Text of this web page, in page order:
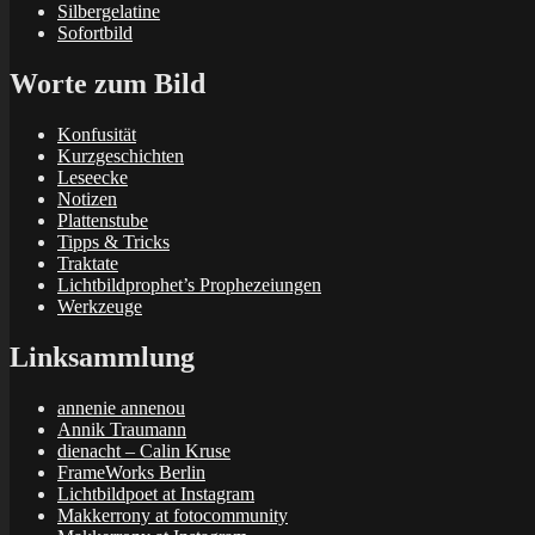
Silbergelatine
Sofortbild
Worte zum Bild
Konfusität
Kurzgeschichten
Leseecke
Notizen
Plattenstube
Tipps & Tricks
Traktate
Lichtbildprophet’s Prophezeiungen
Werkzeuge
Linksammlung
annenie annenou
Annik Traumann
dienacht – Calin Kruse
FrameWorks Berlin
Lichtbildpoet at Instagram
Makkerrony at fotocommunity